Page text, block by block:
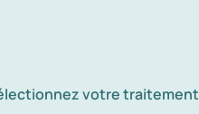
votre traitement